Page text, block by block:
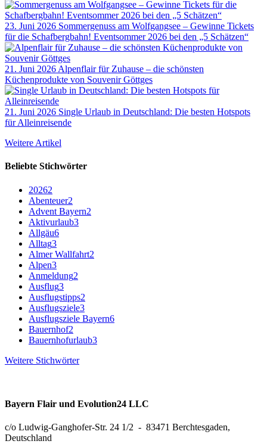
23. Juni 2026 Sommergenuss am Wolfgangsee – Gewinne Tickets
für die Schafbergbahn! Eventsommer 2026 bei den „5 Schätzen“
21. Juni 2026 Alpenflair für Zuhause – die schönsten
Küchenprodukte von Souvenir Göttges
21. Juni 2026 Single Urlaub in Deutschland: Die besten Hotspots
für Alleinreisende
Weitere Artikel
Beliebte Stichwörter
20262
Abenteuer2
Advent Bayern2
Aktivurlaub3
Allgäu6
Alltag3
Almer Wallfahrt2
Alpen3
Anmeldung2
Ausflug3
Ausflugstipps2
Ausflugsziele3
Ausflugsziele Bayern6
Bauernhof2
Bauernhofurlaub3
Weitere Stichwörter
Bayern Flair und Evolution24 LLC
c/o Ludwig-Ganghofer-Str. 24 1/2 - 83471 Berchtesgaden,
Deutschland